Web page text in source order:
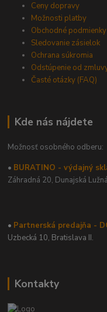
Ceny dopravy
Možnosti platby
Obchodné podmienky
Sledovanie zásielok
Ochrana súkromia
Odstúpenie od
Časté otázky (FAQ)
Kde nás nájdete
Možnosť osobného odberu:
• BURATINO - výdajný
Záhradná 20, Dunajská Lužná
• Partnerská predajňa -
Uzbecká 10, Bratislava II.
Kontakty